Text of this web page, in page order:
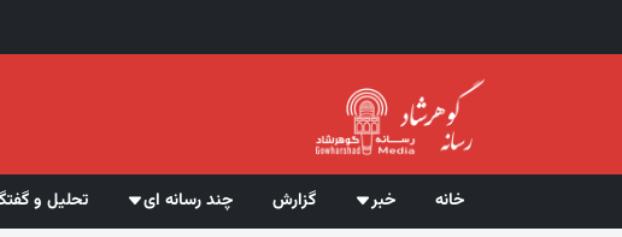
خانه خبر گزارش چند رسانه ای تحلیل و